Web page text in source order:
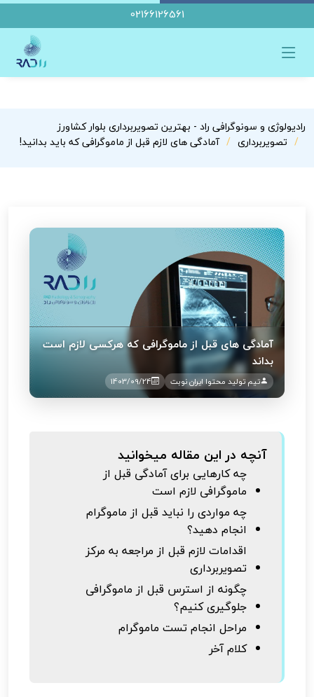
02166126561
رادیولوژی و سونوگرافی راد - بهترین تصویربرداری بلوار کشاورز
تصویربرداری
آمادگی های لازم قبل از ماموگرافی که باید بدانید!
آمادگی های قبل از ماموگرافی که هرکسی لازم است
بداند
تیم تولید محتوا ایران نوبت 1403/09/24
آنچه در این مقاله میخوانید
چه کارهایی برای آمادگی قبل از
ماموگرافی لازم است
چه مواردی را نباید قبل از ماموگرام
انجام دهید؟
اقدامات لازم قبل از مراجعه به مرکز
تصویربرداری
چگونه از استرس قبل از ماموگرافی
جلوگیری کنیم؟
مراحل انجام تست ماموگرام
کلام آخر